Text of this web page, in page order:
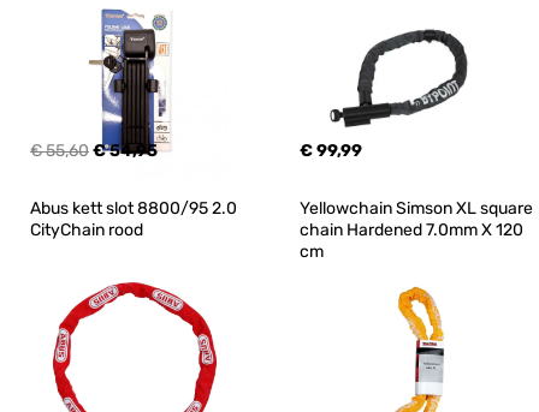
€ 55,60€ 54,95 € 99,99
Abus kett slot 8800/95 2.0
CityChain rood
Yellowchain Simson XL square
chain Hardened 7.0mm X 120
cm